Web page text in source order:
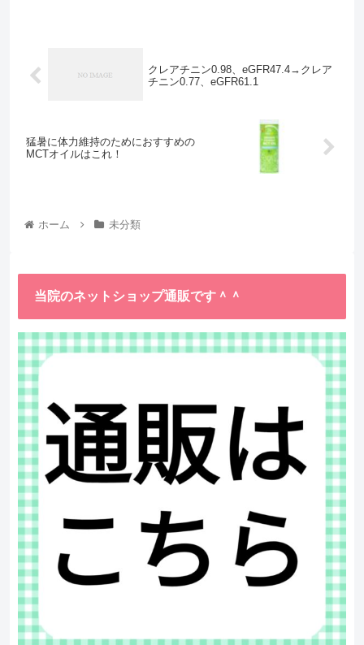
クレアチニン0.98、eGFR47.4→クレア
チニン0.77、eGFR61.1
猛暑に体力維持のためにおすすめの
MCTオイルはこれ！
ホーム 未分類
当院のネットショップ通販です＾＾